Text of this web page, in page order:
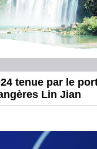
tenue par le
Lin Jian